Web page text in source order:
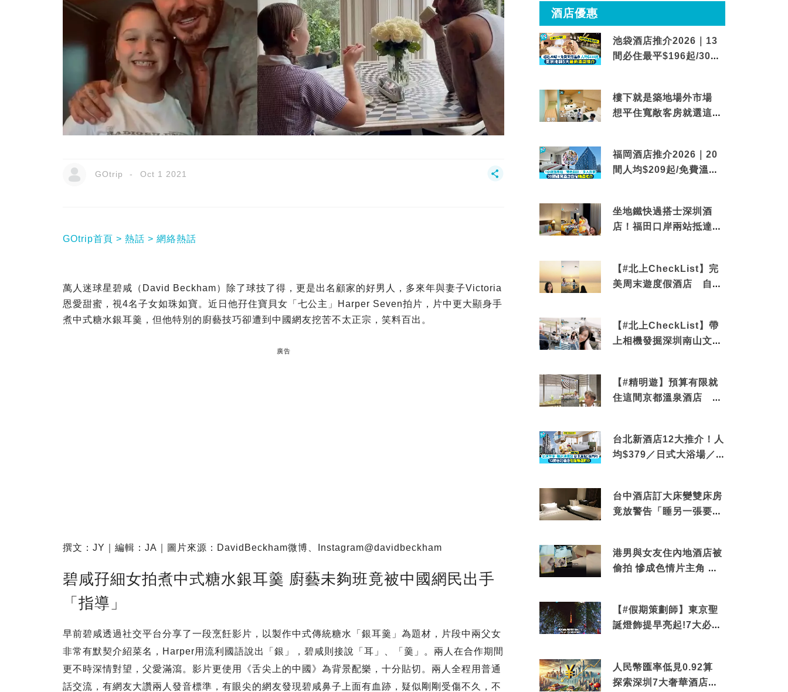
GOtrip Oct 1 2021
GOtrip首頁 熱話 網絡熱話
萬人迷球星碧咸（David Beckham）除了球技了得，更是出名顧家的好男人，多來年與妻子Victoria
恩愛甜蜜，視4名子女如珠如寶。近日他孖住寶貝女「七公主」Harper Seven拍片，片中更大顯身手
煮中式糖水銀耳羹，但他特別的廚藝技巧卻遭到中國網友挖苦不太正宗，笑料百出。
廣告
撰文：JY｜編輯：JA｜圖片來源：DavidBeckham微博、Instagram@davidbeckham
碧咸孖細女拍煮中式糖水銀耳羹 廚藝未夠班竟被中國網民出手
「指導」
早前碧咸透過社交平台分享了一段烹飪影片，以製作中式傳統糖水「銀耳羹」為題材，片段中兩父女
非常有默契介紹菜名，Harper用流利國語說出「銀」，碧咸則接說「耳」、「羹」。兩人在合作期間
更不時深情對望，父愛滿瀉。影片更使用《舌尖上的中國》為背景配樂，十分貼切。兩人全程用普通
話交流，有網友大讚兩人發音標準，有眼尖的網友發現碧咸鼻子上面有血跡，疑似剛剛受傷不久，不
酒店優惠
池袋酒店推介2026｜13
間必住最平$196起/30秒
樓下就是築地場外市場
想平住寬敞客房就選這間
福岡酒店推介2026｜20
間人均$209起/免費溫泉/
坐地鐵快過搭士深圳酒
店！福田口岸兩站抵達
【#北上CheckList】完
美周末遊度假酒店 自帶
【#北上CheckList】帶
上相機發掘深圳南山文藝
【#精明遊】預算有限就
住這間京都溫泉酒店 車
台北新酒店12大推介！人
均$379／日式大浴場／1
台中酒店訂大床變雙床房
竟放警告「睡另一張要加
港男與女友住內地酒店被
偷拍 慘成色情片主角 鏡
【#假期策劃師】東京聖
誕燈飾提早亮起!7大必去
人民幣匯率低見0.92算
探索深圳7大奢華酒店體